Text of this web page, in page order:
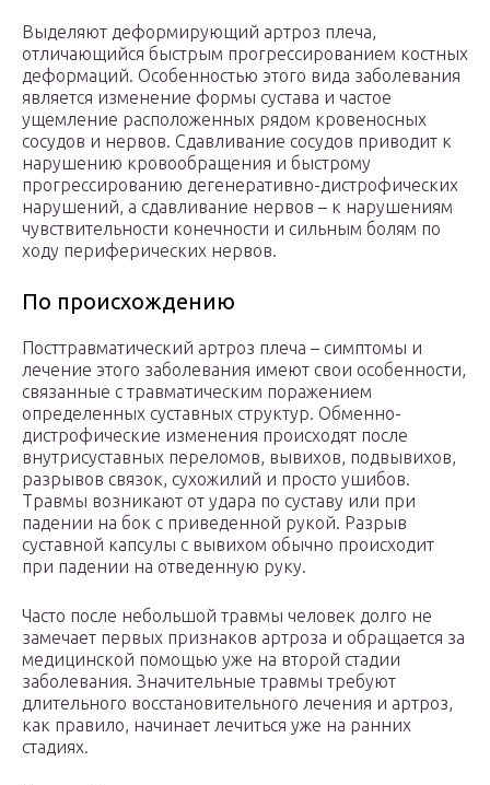
Выделяют деформирующий артроз плеча,
отличающийся быстрым прогрессированием костных
деформаций. Особенностью этого вида заболевания
является изменение формы сустава и частое
ущемление расположенных рядом кровеносных
сосудов и нервов. Сдавливание сосудов приводит к
нарушению кровообращения и быстрому
прогрессированию дегенеративно-дистрофических
нарушений, а сдавливание нервов – к нарушениям
чувствительности конечности и сильным болям по
ходу периферических нервов.
По происхождению
Посттравматический артроз плеча – симптомы и
лечение этого заболевания имеют свои особенности,
связанные с травматическим поражением
определенных суставных структур. Обменно-
дистрофические изменения происходят после
внутрисуставных переломов, вывихов, подвывихов,
разрывов связок, сухожилий и просто ушибов.
Травмы возникают от удара по суставу или при
падении на бок с приведенной рукой. Разрыв
суставной капсулы с вывихом обычно происходит
при падении на отведенную руку.
Часто после небольшой травмы человек долго не
замечает первых признаков артроза и обращается за
медицинской помощью уже на второй стадии
заболевания. Значительные травмы требуют
длительного восстановительного лечения и артроз,
как правило, начинает лечиться уже на ранних
стадиях.